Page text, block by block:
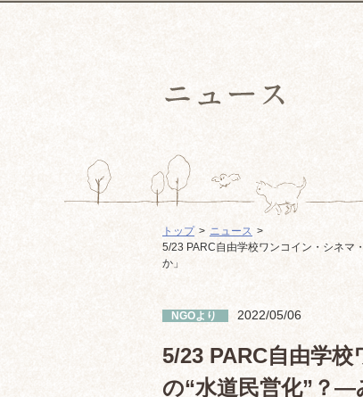
トップ
ニュース
5/23 PARC自由学校ワンコイン・シネマ
か」
NGOより 2022/05/06
5/23 PARC自由学
の“水道民営化”？—